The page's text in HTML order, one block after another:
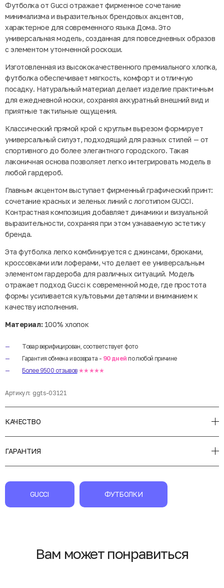
Футболка от Gucci отражает фирменное сочетание
минимализма и выразительных брендовых акцентов,
характерное для современного языка Дома. Это
универсальная модель, созданная для повседневных образов
с элементом утонченной роскоши.
Изготовленная из высококачественного премиального хлопка,
футболка обеспечивает мягкость, комфорт и отличную
посадку. Натуральный материал делает изделие практичным
для ежедневной носки, сохраняя аккуратный внешний вид и
приятные тактильные ощущения.
Классический прямой крой с круглым вырезом формирует
универсальный силуэт, подходящий для разных стилей — от
спортивного до более элегантного городского. Такая
лаконичная основа позволяет легко интегрировать модель в
любой гардероб.
Главным акцентом выступает фирменный графический принт:
сочетание красных и зеленых линий с логотипом GUCCI.
Контрастная композиция добавляет динамики и визуальной
выразительности, сохраняя при этом узнаваемую эстетику
бренда.
Эта футболка легко комбинируется с джинсами, брюками,
кроссовками или лоферами, что делает ее универсальным
элементом гардероба для различных ситуаций. Модель
отражает подход Gucci к современной моде, где простота
формы усиливается культовыми деталями и вниманием к
качеству исполнения.
Материал:100% хлопок
Товар верифицирован, соответствует фото
Гарантия обмена и возврата - 90 дней по любой причине
Более 9500 отзывов ★★★★★
Артикул: ggts-03121
КАЧЕСТВО
ГАРАНТИЯ
GUCCI ФУТБОЛКИ
Вам может понравиться